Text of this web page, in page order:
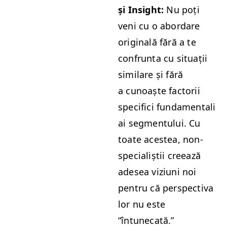
și Insight: Nu poți
veni cu o abor­dare
orig­i­nală fără a te
con­frun­ta cu situ­ații
sim­i­lare și fără
a cunoaște fac­torii
speci­fi­ci fun­da­men­tali
ai seg­men­tu­lui. Cu
toate aces­tea, non-
spe­cial­iștii creează
ade­sea viz­iu­ni noi
pen­tru că per­spec­ti­va
lor nu este
“întunecată.”